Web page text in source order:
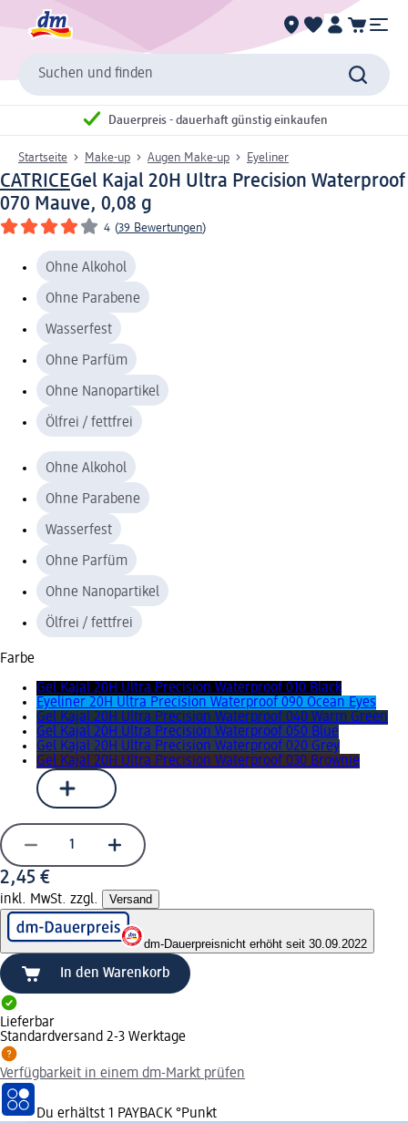
Suchen und finden
Dauerpreis - dauerhaft günstig einkaufen
Startseite Make-up Augen Make-up Eyeliner
CATRICEGel Kajal 20H Ultra Precision Waterproof
070 Mauve, 0,08 g
4 (39 Bewertungen)
Ohne Alkohol
Ohne Parabene
Wasserfest
Ohne Parfüm
Ohne Nanopartikel
Ölfrei / fettfrei
Ohne Alkohol
Ohne Parabene
Wasserfest
Ohne Parfüm
Ohne Nanopartikel
Ölfrei / fettfrei
Farbe
Gel Kajal 20H Ultra Precision Waterproof 010 Black
Eyeliner 20H Ultra Precision Waterproof 090 Ocean Eyes
Gel Kajal 20H Ultra Precision Waterproof 040 Warm Green
Gel Kajal 20H Ultra Precision Waterproof 050 Blue
Gel Kajal 20H Ultra Precision Waterproof 020 Grey
Gel Kajal 20H Ultra Precision Waterproof 030 Brownie
2,45 €
inkl. MwSt. zzgl. Versand
dm-Dauerpreisnicht erhöht seit 30.09.2022
In den Warenkorb
Lieferbar
Standardversand 2-3 Werktage
Verfügbarkeit in einem dm-Markt prüfen
Du erhältst 1 PAYBACK °Punkt